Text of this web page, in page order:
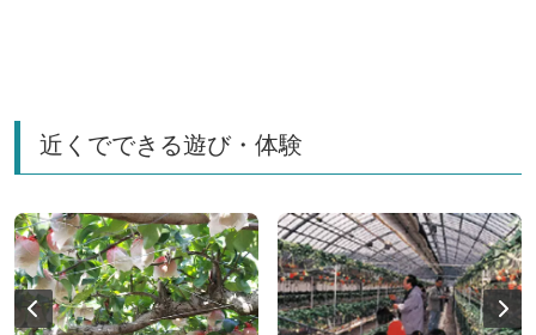
近くでできる遊び・体験